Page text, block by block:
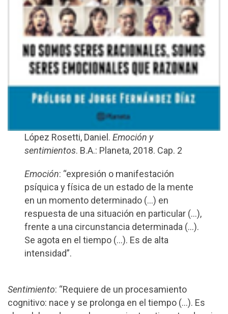
López Rosetti, Daniel.Emoción y
sentimientos. B.A.: Planeta, 2018. Cap. 2
Emoción: “expresión o manifestación
psíquica y física de un estado de la mente
en un momento determinado (…) en
respuesta de una situación en particular (…),
frente a una circunstancia determinada (…).
Se agota en el tiempo (…). Es de alta
intensidad”.
Sentimiento: “Requiere de un procesamiento
cognitivo: nace y se prolonga en el tiempo (…). Es